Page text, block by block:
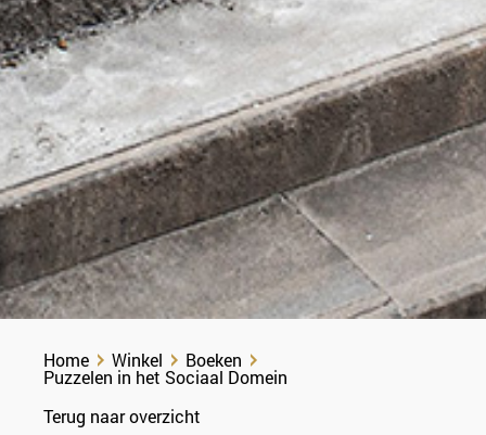
Home Winkel Boeken
Puzzelen in het Sociaal Domein
Terug naar overzicht